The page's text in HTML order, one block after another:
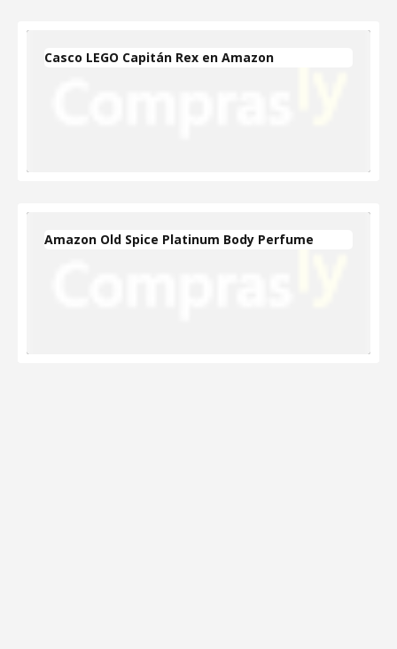
Casco LEGO Capitán Rex en Amazon
Amazon Old Spice Platinum Body Perfume